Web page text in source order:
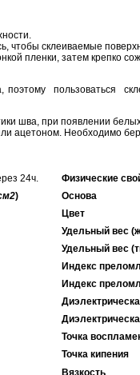
чтобы склеиваемые
пленки, затем крепко
поэтому пользоваться
шва, при появлении
ацетоном. Необходимо
24ч.
Физические
) Основа
Цвет
Удельный вес
Удельный вес
Индекс
Индекс
Точка
Точка кипения
Вязкость